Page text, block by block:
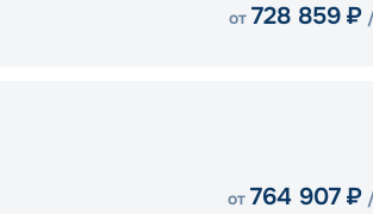
от 728 859 ₽
от 764 907 ₽